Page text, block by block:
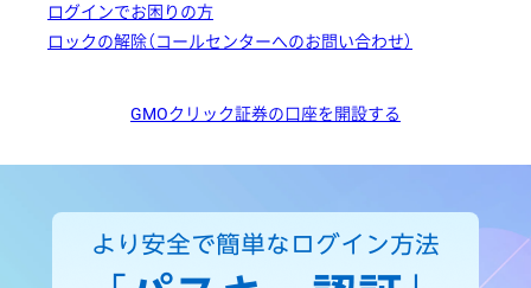
ログインでお困りの方
ロックの解除（コールセンターへのお問い合わせ）
GMOクリック証券の口座を開設する